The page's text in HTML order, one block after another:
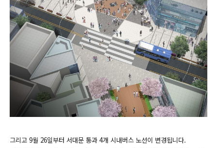
그리고 9월 26일부터 서대문 통과 4개 시내버스 노선이 변경됩니다.